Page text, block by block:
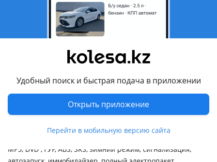
Удобный поиск и быстрая подача в приложении
Открыть приложение
Перейти в мобильную версию сайта
Кроссовер
Объем двигателя, л
Коробка передач
Полный привод
Цвет
черный
Растаможен в Казахстане
литые диски, тонировка, люк, панорамная крыша , ксенон,
противотуманки , кожа , аудиосистема, CD, CD-чейнджер,
MP3, DVD , ГУР, ABS, SRS, зимний режим, сигнализация,